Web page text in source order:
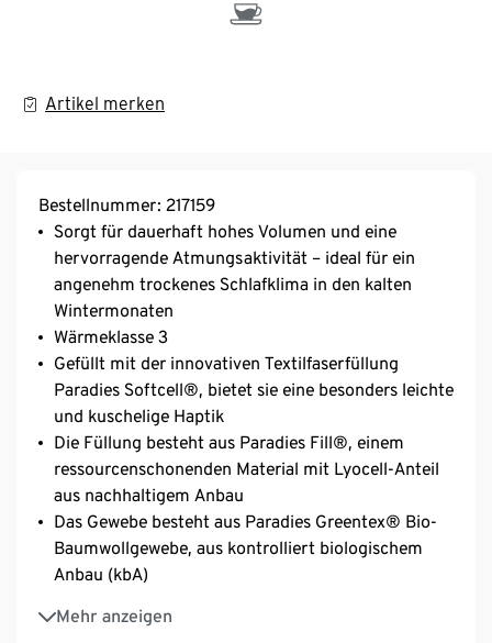
Artikel merken
Bestellnummer: 217159
Sorgt für dauerhaft hohes Volumen und eine
hervorragende Atmungsaktivität – ideal für ein
angenehm trockenes Schlafklima in den kalten
Wintermonaten
Wärmeklasse 3
Gefüllt mit der innovativen Textilfaserfüllung
Paradies Softcell®, bietet sie eine besonders leichte
und kuschelige Haptik
Die Füllung besteht aus Paradies Fill®, einem
ressourcenschonenden Material mit Lyocell-Anteil
aus nachhaltigem Anbau
Das Gewebe besteht aus Paradies Greentex® Bio-
Baumwollgewebe, aus kontrolliert biologischem
Anbau (kbA)
Mehr anzeigen
Es ist samtweich mit Aloe Vera veredelt und wird
ohne optische Aufheller gefertigt